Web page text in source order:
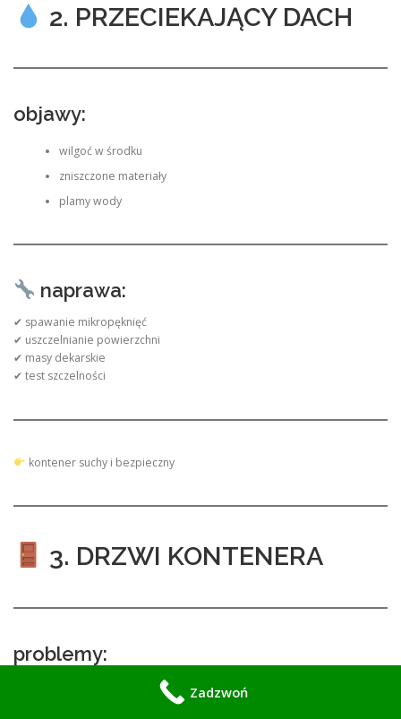
2. PRZECIEKAJĄCY DACH
objawy:
wilgoć w środku
zniszczone materiały
plamy wody
naprawa:
✔ spawanie mikropęknięć
✔ uszczelnianie powierzchni
✔ masy dekarskie
✔ test szczelności
kontener suchy i bezpieczny
3. DRZWI KONTENERA
problemy:
Zadzwoń